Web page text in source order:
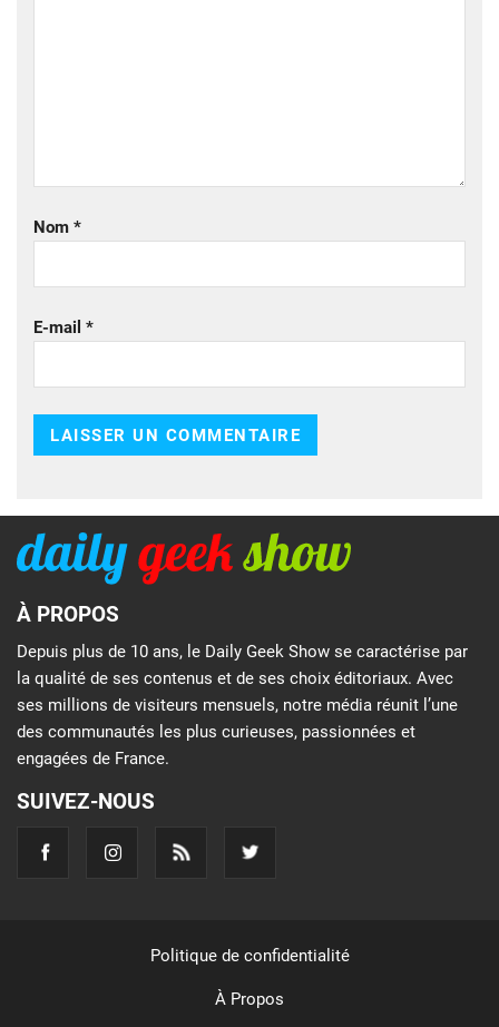
Nom *
E-mail *
À PROPOS
Depuis plus de 10 ans, le Daily Geek Show se caractérise par
la qualité de ses contenus et de ses choix éditoriaux. Avec
ses millions de visiteurs mensuels, notre média réunit l’une
des communautés les plus curieuses, passionnées et
engagées de France.
SUIVEZ-NOUS
Politique de confidentialité
À Propos